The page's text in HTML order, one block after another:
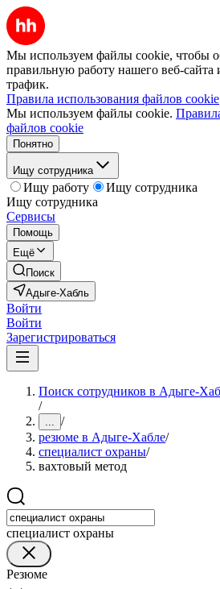
Мы используем файлы cookie, чтобы
правильную работу нашего веб-сайта
трафик.
Правила использования файлов cookie
Мы используем файлы cookie.
файлов cookie
Понятно
Ищу сотрудника
Ищу работу
Ищу сотрудника
Ищу сотрудника
Сервисы
Помощь
Ещё
Поиск
Адыге-Хабль
Войти
Войти
Зарегистрироваться
Поиск сотрудников в Адыге-
/
... /
резюме в Адыге-Хабле/
специалист охраны/
вахтовый метод
специалист охраны
Резюме